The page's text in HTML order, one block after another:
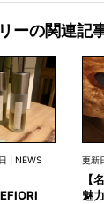
ーの関連記
| NEWS 更新
【
魅